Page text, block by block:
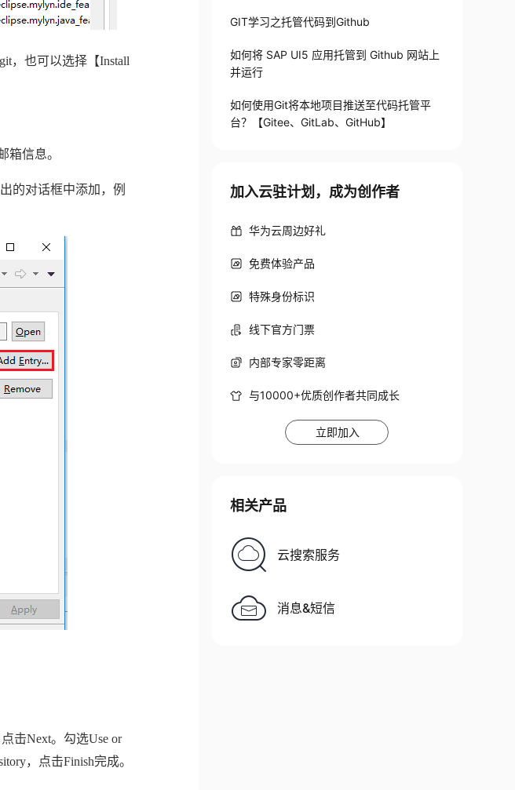
，也可以选择【Install
箱信息。
的对话框中添加，例
击Next。勾选Use or
，点击Finish完成。
GIT学习之托管代码到Github
如何将 SAP UI5 应用托管到 Github 网站上
并运行
如何使用Git将本地项目推送至代码托管平
台？【Gitee、GitLab、GitHub】
加入云驻计划，成为创作者
华为云周边好礼
免费体验产品
特殊身份标识
线下官方门票
内部专家零距离
与10000+优质创作者共同成长
立即加入
相关产品
云搜索服务
消息&短信